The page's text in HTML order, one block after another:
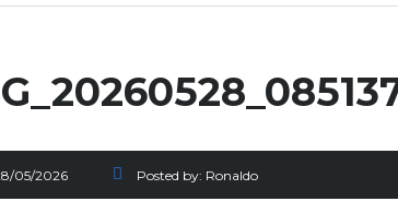
05/2026 Posted by: Ronaldo